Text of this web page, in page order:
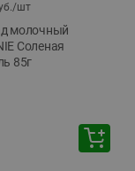
шт
молочный
Соленая
85г